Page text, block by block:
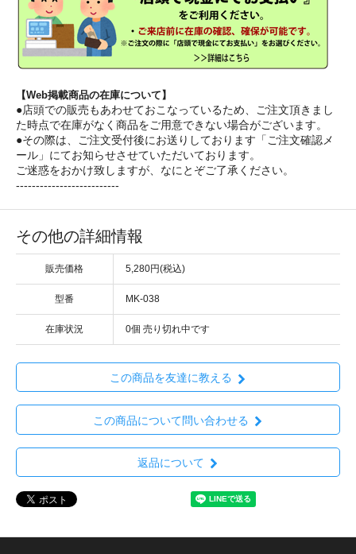
【Web掲載商品の在庫について】
●店頭での販売もあわせておこなっているため、ご注文頂きまし
た時点で在庫がなく商品をご用意できない場合がございます。
●その際は、ご注文受付後にお送りしております「ご注文確認メ
ール」にてお知らせさせていただいております。
ご迷惑をおかけ致しますが、なにとぞご了承ください。
--------------------------
その他の詳細情報
販売価格 5,280円(税込)
型番 MK-038
在庫状況 0個 売り切れ中です
この商品を友達に教える
この商品について問い合わせる
返品について